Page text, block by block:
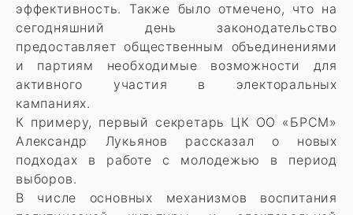
эффективность. Также было отмечено, что на
сегодняшний день законодательство
предоставляет общественным объединениями
и партиям необходимые возможности для
активного участия в электоральных
кампаниях.
К примеру, первый секретарь ЦК ОО «БРСМ»
Александр Лукьянов рассказал о новых
подходах в работе с молодежью в период
выборов.
В числе основных механизмов воспитания